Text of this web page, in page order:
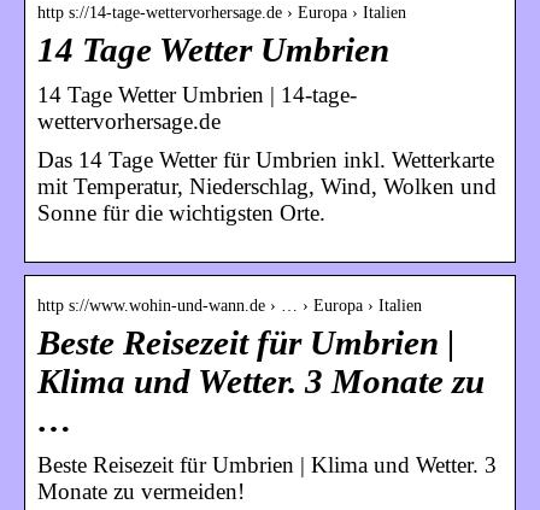
http s://14-tage-wettervorhersage.de › Europa › Italien
14 Tage Wetter Umbrien
14 Tage Wetter Umbrien | 14-tage-
wettervorhersage.de
Das 14 Tage Wetter für Umbrien inkl. Wetterkarte
mit Temperatur, Niederschlag, Wind, Wolken und
Sonne für die wichtigsten Orte.
http s://www.wohin-und-wann.de › … › Europa › Italien
Beste Reisezeit für Umbrien |
Klima und Wetter. 3 Monate zu
…
Beste Reisezeit für Umbrien | Klima und Wetter. 3
Monate zu vermeiden!